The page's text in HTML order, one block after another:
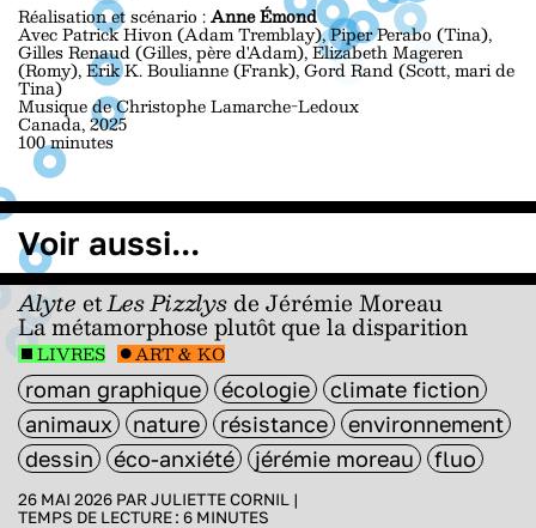
Réalisation et scénario :Anne Émond
Avec Patrick Hivon (Adam Tremblay), Piper Perabo (Tina),
Gilles Renaud (Gilles, père d'Adam), Elizabeth Mageren
(Romy), Erik K. Boulianne (Frank), Gord Rand (Scott, mari de
Tina)
Musique de Christophe Lamarche-Ledoux
Canada, 2025
100 minutes
Voir aussi...
AlyteetLes Pizzlysde Jérémie Moreau
La métamorphose plutôt que la disparition
LIVRES ART & KO
roman graphique écologie
climate fiction
animaux
nature résistance
environnement
dessin
éco-anxiété jérémie moreau fluo
26 MAI 2026 PARJULIETTE CORNIL |
TEMPS DE LECTURE : 6 MINUTES